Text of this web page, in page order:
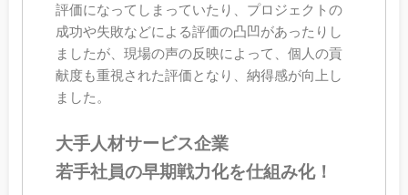
評価になってしまっていたり、プロジェクトの
成功や失敗などによる評価の凸凹があったりし
ましたが、現場の声の反映によって、個人の貢
献度も重視された評価となり、納得感が向上し
ました。
大手人材サービス企業
若手社員の早期戦力化を仕組み化！